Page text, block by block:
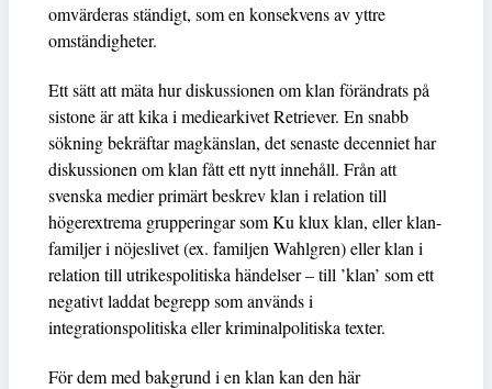
omvärderas ständigt, som en konsekvens av yttre
omständigheter.
Ett sätt att mäta hur diskussionen om klan förändrats på
sistone är att kika i mediearkivet Retriever. En snabb
sökning bekräftar magkänslan, det senaste decenniet har
diskussionen om klan fått ett nytt innehåll. Från att
svenska medier primärt beskrev klan i relation till
högerextrema grupperingar som Ku klux klan, eller klan-
familjer i nöjeslivet (ex. familjen Wahlgren) eller klan i
relation till utrikespolitiska händelser – till ’klan’ som ett
negativt laddat begrepp som används i
integrationspolitiska eller kriminalpolitiska texter.
För dem med bakgrund i en klan kan den här